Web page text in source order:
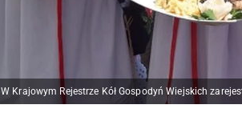
W Krajowym Rejestrze Kół Gospodyń Wiejskich